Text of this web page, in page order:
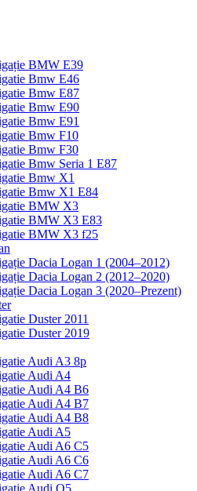
BMW E39
Bmw E46
Bmw E87
Bmw E90
Bmw E91
Bmw F10
Bmw F30
Bmw Seria 1 E87
Bmw X1
Bmw X1 E84
BMW X3
BMW X3 E83
BMW X3 f25
Dacia Logan 1 (2004–2012)
Dacia Logan 2 (2012–2020)
Dacia Logan 3 (2020–Prezent)
Duster 2011
Duster 2019
Audi A3 8p
Audi A4
Audi A4 B6
Audi A4 B7
Audi A4 B8
Audi A5
Audi A6 C5
Audi A6 C6
Audi A6 C7
Audi Q5